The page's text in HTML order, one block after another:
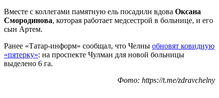
Вместе с коллегами памятную ель посадили вдова Оксана
Смородинова, которая работает медсестрой в больнице, и его
сын Артем.
Ранее «Татар-информ» сообщал, что Челны обновят ковидную
«пятерку»: на проспекте Чулман для новой больницы
выделено 6 га.
Фото: https://t.me/zdravchelny